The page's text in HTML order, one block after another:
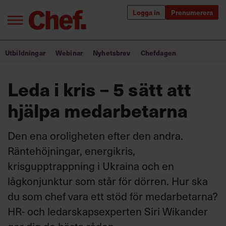
Logga in Prenumerera
Annonsera
Om oss
Kontakta oss
Kundservice
Bra ledare förändrar världen
Utbildning för ledare
Chefakademin+
Populära utbildningar
Utbildningar Webinar Nyhetsbrev Chefdagen
Leda i kris – 5 sätt att
hjälpa medarbetarna
Den ena oroligheten efter den andra.
Räntehöjningar, energikris,
krisgupptrappning i Ukraina och en
lågkonjunktur som står för dörren. Hur ska
du som chef vara ett stöd för medarbetarna?
HR- och ledarskapsexperten Siri Wikander